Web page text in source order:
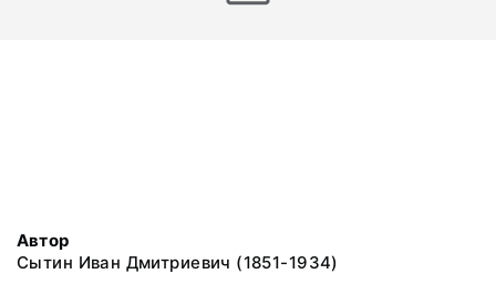
Автор
Сытин Иван Дмитриевич (1851-1934)